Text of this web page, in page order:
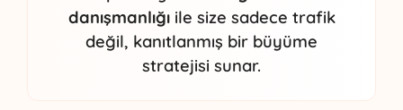
danışmanlığıile size sadece trafik
değil, kanıtlanmış bir büyüme
stratejisi sunar.